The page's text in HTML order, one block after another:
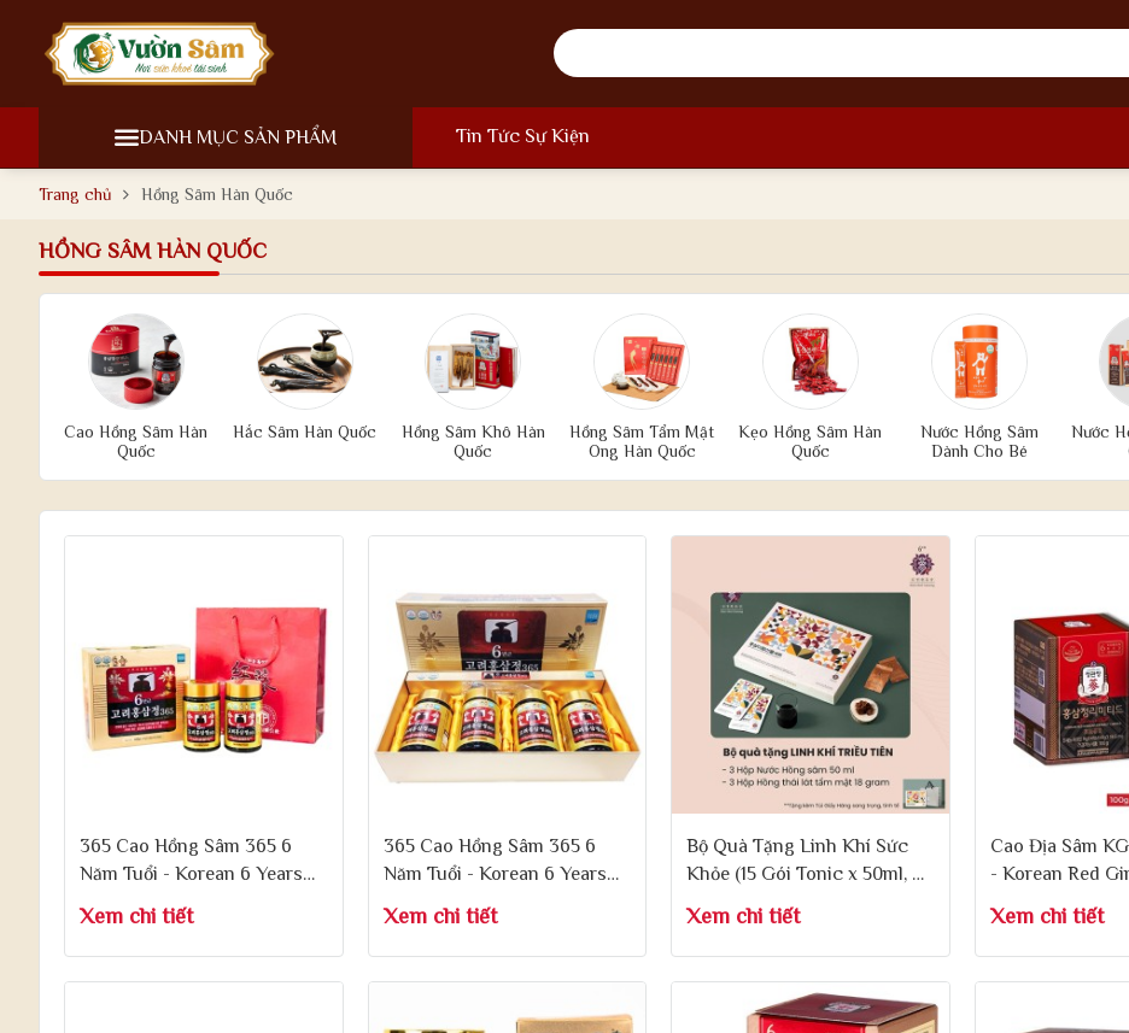
DANH MỤC SẢN PHẨM Tin Tức Sự Kiện
Trang chủ Hồng Sâm Hàn Quốc
HỒNG SÂM HÀN QUỐC
Cao Hồng Sâm Hàn
Quốc
Hắc Sâm Hàn Quốc
Hồng Sâm Khô Hàn
Quốc
Hồng Sâm Tẩm Mật
Ong Hàn Quốc
Kẹo Hồng Sâm Hàn
Quốc
Nước Hồng Sâm
Dành Cho Bé
Nước
365 Cao Hồng Sâm 365 6
Năm Tuổi - Korean 6 Years
Red Ginseng Extract 365
Hộp 240g x 2 Lọ
Xem chi tiết
365 Cao Hồng Sâm 365 6
Năm Tuổi - Korean 6 Years
Red Ginseng Extract 365
Hộp 240g x 4 Lọ
Xem chi tiết
Bộ Quà Tặng Linh Khí Sức
Khỏe (15 Gói Tonic x 50ml, 3
Gói Sâm Lát x 18g)
Xem chi tiết
Cao Địa Sâm
- Korean Red
Extract Limited
Xem chi tiết